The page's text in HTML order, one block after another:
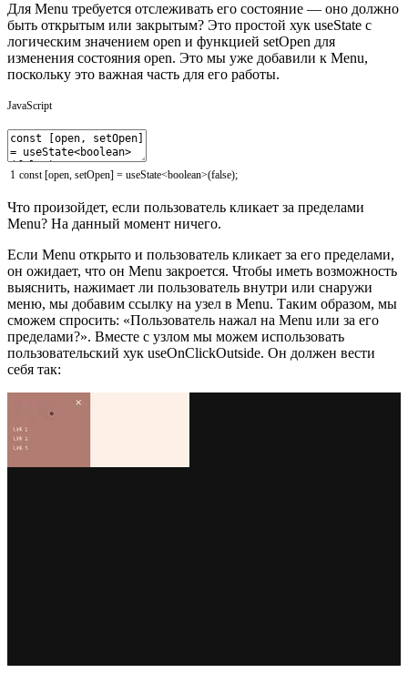
Для Menu требуется отслеживать его состояние — оно должно
быть открытым или закрытым? Это простой хук useState с
логическим значением open и функцией setOpen для
изменения состояния open. Это мы уже добавили к Menu,
поскольку это важная часть для его работы.
JavaScript
1 const [open, setOpen] = useState<boolean>(false);
Что произойдет, если пользователь кликает за пределами
Menu? На данный момент ничего.
Если Menu открыто и пользователь кликает за его пределами,
он ожидает, что он Menu закроется. Чтобы иметь возможность
выяснить, нажимает ли пользователь внутри или снаружи
меню, мы добавим ссылку на узел в Menu. Таким образом, мы
сможем спросить: «Пользователь нажал на Menu или за его
пределами?». Вместе с узлом мы можем использовать
пользовательский хук useOnClickOutside. Он должен вести
себя так: